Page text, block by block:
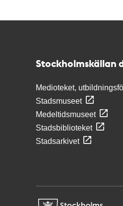
Stockholmskällan
Medioteket,
Stadsmuseet
Medeltidsmuseet
Stadsbiblioteket
Stadsarkivet